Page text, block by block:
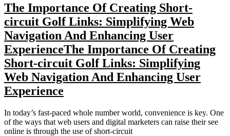
The Importance Of Creating Short-
circuit Golf Links: Simplifying Web
Navigation And Enhancing User
ExperienceThe Importance Of Creating
Short-circuit Golf Links: Simplifying
Web Navigation And Enhancing User
Experience
In today’s fast-paced whole number world, convenience is key. One
of the ways that web users and digital marketers can raise their see
online is through the use of short-circuit